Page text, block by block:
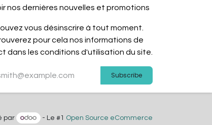
nos dernières nouvelles et promotions
vous désinscrire à tout moment.
pour cela nos informations de
dans les conditions d'utilisation du site.
Subscribe
par - Le #1 Open Source eCommerce